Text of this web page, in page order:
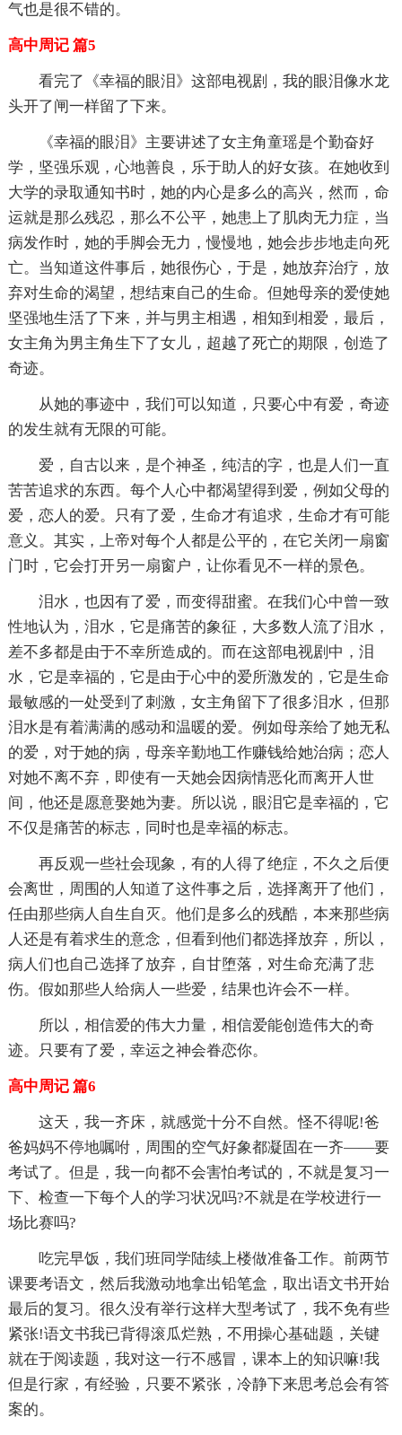
气也是很不错的。
高中周记 篇5
看完了《幸福的眼泪》这部电视剧，我的眼泪像水龙
头开了闸一样留了下来。
《幸福的眼泪》主要讲述了女主角童瑶是个勤奋好
学，坚强乐观，心地善良，乐于助人的好女孩。在她收到
大学的录取通知书时，她的内心是多么的高兴，然而，命
运就是那么残忍，那么不公平，她患上了肌肉无力症，当
病发作时，她的手脚会无力，慢慢地，她会步步地走向死
亡。当知道这件事后，她很伤心，于是，她放弃治疗，放
弃对生命的渴望，想结束自己的生命。但她母亲的爱使她
坚强地生活了下来，并与男主相遇，相知到相爱，最后，
女主角为男主角生下了女儿，超越了死亡的期限，创造了
奇迹。
从她的事迹中，我们可以知道，只要心中有爱，奇迹
的发生就有无限的可能。
爱，自古以来，是个神圣，纯洁的字，也是人们一直
苦苦追求的东西。每个人心中都渴望得到爱，例如父母的
爱，恋人的爱。只有了爱，生命才有追求，生命才有可能
意义。其实，上帝对每个人都是公平的，在它关闭一扇窗
门时，它会打开另一扇窗户，让你看见不一样的景色。
泪水，也因有了爱，而变得甜蜜。在我们心中曾一致
性地认为，泪水，它是痛苦的象征，大多数人流了泪水，
差不多都是由于不幸所造成的。而在这部电视剧中，泪
水，它是幸福的，它是由于心中的爱所激发的，它是生命
最敏感的一处受到了刺激，女主角留下了很多泪水，但那
泪水是有着满满的感动和温暖的爱。例如母亲给了她无私
的爱，对于她的病，母亲辛勤地工作赚钱给她治病；恋人
对她不离不弃，即使有一天她会因病情恶化而离开人世
间，他还是愿意娶她为妻。所以说，眼泪它是幸福的，它
不仅是痛苦的标志，同时也是幸福的标志。
再反观一些社会现象，有的人得了绝症，不久之后便
会离世，周围的人知道了这件事之后，选择离开了他们，
任由那些病人自生自灭。他们是多么的残酷，本来那些病
人还是有着求生的意念，但看到他们都选择放弃，所以，
病人们也自己选择了放弃，自甘堕落，对生命充满了悲
伤。假如那些人给病人一些爱，结果也许会不一样。
所以，相信爱的伟大力量，相信爱能创造伟大的奇
迹。只要有了爱，幸运之神会眷恋你。
高中周记 篇6
这天，我一齐床，就感觉十分不自然。怪不得呢!爸
爸妈妈不停地嘱咐，周围的空气好象都凝固在一齐——要
考试了。但是，我一向都不会害怕考试的，不就是复习一
下、检查一下每个人的学习状况吗?不就是在学校进行一
场比赛吗?
吃完早饭，我们班同学陆续上楼做准备工作。前两节
课要考语文，然后我激动地拿出铅笔盒，取出语文书开始
最后的复习。很久没有举行这样大型考试了，我不免有些
紧张!语文书我已背得滚瓜烂熟，不用操心基础题，关键
就在于阅读题，我对这一行不感冒，课本上的知识嘛!我
但是行家，有经验，只要不紧张，冷静下来思考总会有答
案的。